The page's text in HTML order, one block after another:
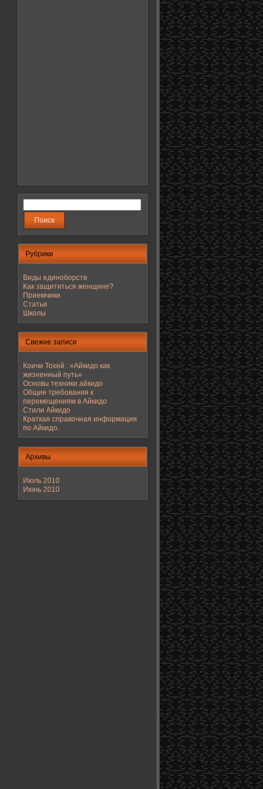
Рубрики
Виды единоборств
Как защититься женщине?
Приемчики
Статьи
Школы
Свежие записи
Коичи Тохей : «Айкидо как
жизненный путь»
Основы техники айкидо
Общие требования к
перемещениям в Айкидо
Стили Айкидо
Краткая справочная информация
по Айкидо.
Архивы
Июль 2010
Июнь 2010